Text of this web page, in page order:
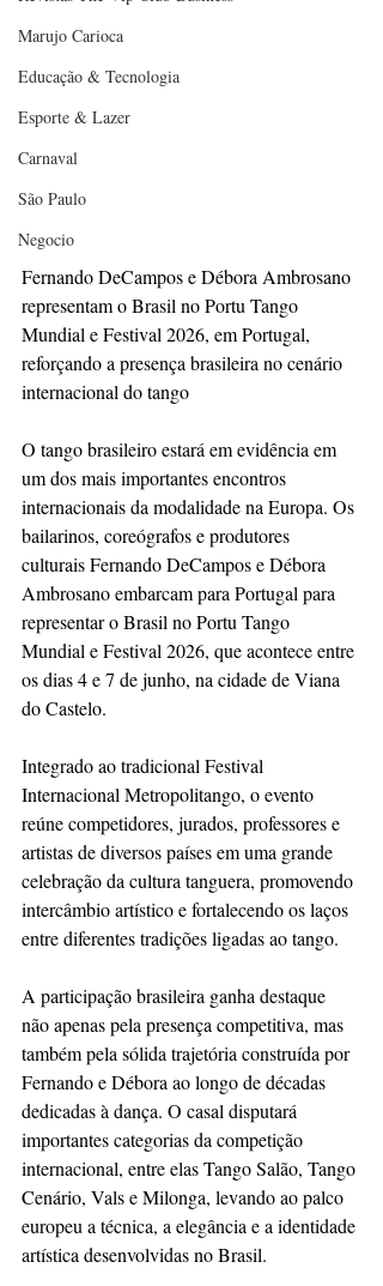
Marujo Carioca
Educação & Tecnologia
Esporte & Lazer
Carnaval
São Paulo
Negocio
Fernando DeCampos e Débora Ambrosano
representam o Brasil no Portu Tango
Mundial e Festival 2026, em Portugal,
reforçando a presença brasileira no cenário
internacional do tango
O tango brasileiro estará em evidência em
um dos mais importantes encontros
internacionais da modalidade na Europa. Os
bailarinos, coreógrafos e produtores
culturais Fernando DeCampos e Débora
Ambrosano embarcam para Portugal para
representar o Brasil no Portu Tango
Mundial e Festival 2026, que acontece entre
os dias 4 e 7 de junho, na cidade de Viana
do Castelo.
Integrado ao tradicional Festival
Internacional Metropolitango, o evento
reúne competidores, jurados, professores e
artistas de diversos países em uma grande
celebração da cultura tanguera, promovendo
intercâmbio artístico e fortalecendo os laços
entre diferentes tradições ligadas ao tango.
A participação brasileira ganha destaque
não apenas pela presença competitiva, mas
também pela sólida trajetória construída por
Fernando e Débora ao longo de décadas
dedicadas à dança. O casal disputará
importantes categorias da competição
internacional, entre elas Tango Salão, Tango
Cenário, Vals e Milonga, levando ao palco
europeu a técnica, a elegância e a identidade
artística desenvolvidas no Brasil.